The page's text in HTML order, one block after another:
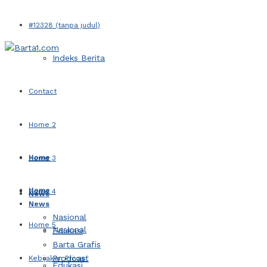
#12328 (tanpa judul)
Indeks Berita
Contact
Home 2
Home 3
Home 4
Home 5
Kebijakan Privasi
Home
News
Nasional
Home
News
Nasional
Edukasi
Barta Grafis
Prodcast